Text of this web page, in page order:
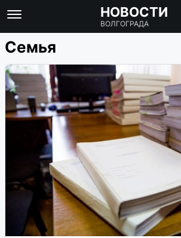
НОВОСТИ
ВОЛГОГРАДА
Семья